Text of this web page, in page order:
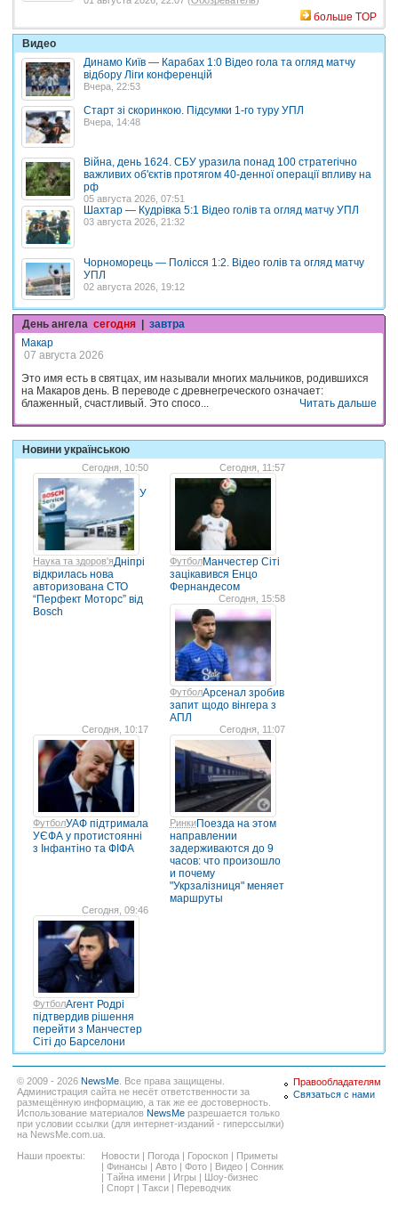
больше TOP
Видео
Динамо Київ — Карабах 1:0 Відео гола та огляд матчу
відбору Ліги конференцій
Вчера, 22:53
Старт зі скоринкою. Підсумки 1-го туру УПЛ
Вчера, 14:48
Війна, день 1624. СБУ уразила понад 100 стратегічно
важливих об'єктів протягом 40-денної операції впливу на
рф
05 августа 2026, 07:51
Шахтар — Кудрівка 5:1 Відео голів та огляд матчу УПЛ
03 августа 2026, 21:32
Чорноморець — Полісся 1:2. Відео голів та огляд матчу
УПЛ
02 августа 2026, 19:12
День ангела сегодня
завтра
Макар
07 августа 2026
Это имя есть в святцах, им называли многих мальчиков, родившихся
на Макаров день. В переводе с древнегреческого означает:
блаженный, счастливый. Это спосо...
Читать дальше
Новини українською
Сегодня, 10:50
Наука та здоров'я
У
Дніпрі
відкрилась нова
авторизована СТО
“Перфект Моторс” від
Bosch
Сегодня, 11:57
ФутболМанчестер Сіті
зацікавився Енцо
Фернандесом
Сегодня, 15:58
ФутболАрсенал зробив
запит щодо вінгера з
АПЛ
Сегодня, 10:17
ФутболУАФ підтримала
УЄФА у протистоянні
з Інфантіно та ФІФА
Сегодня, 11:07
РинкиПоезда на этом
направлении
задерживаются до 9
часов: что произошло
и почему
"Укрзалізниця" меняет
маршруты
Сегодня, 09:46
ФутболАгент Родрі
підтвердив рішення
перейти з Манчестер
Сіті до Барселони
© 2009 - 2026 NewsMe . Все права защищены.
Администрация сайта не несёт ответственности за
размещённую информацию, а так же ее достоверность.
Использование материалов NewsMe разрешается только
при условии ссылки (для интернет-изданий - гиперссылки)
на NewsMe.com.ua.
Наши проекты:
Новости | Погода | Гороскоп | Приметы
| Финансы | Авто | Фото | Видео | Сонник
| Тайна имени | Игры | Шоу-бизнес
| Спорт | Такси | Переводчик
Правообладателям
Связаться с нами